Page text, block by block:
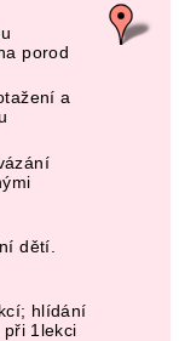
porod
a
dětí.
hlídání
1lekci